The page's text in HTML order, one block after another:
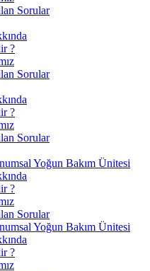
Sorular
?
Sorular
?
Sorular
Yoğun Bakım Ünitesi
?
Sorular
Yoğun Bakım Ünitesi
?